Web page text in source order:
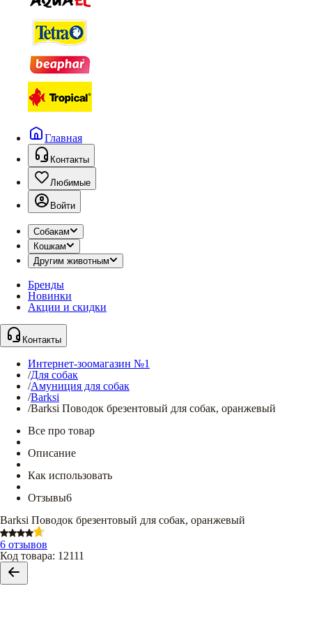
Главная
Контакты
Любимые
Войти
Собакам
Кошкам
Другим животным
Бренды
Новинки
Акции и скидки
Контакты
Интернет-зоомагазин №1
/Для собак
/Амуниция для собак
/Barksi
/Barksi Поводок брезентовый для собак, оранжевый
Все про товар
Описание
Как использовать
Отзывы6
Barksi Поводок брезентовый для собак, оранжевый
6 отзывов
Код товара: 12111